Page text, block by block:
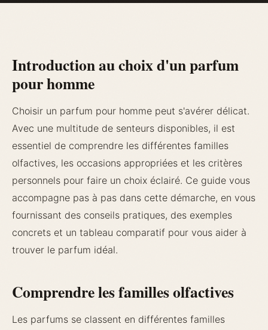
Introduction au choix d'un parfum
pour homme
Choisir un parfum pour homme peut s'avérer délicat.
Avec une multitude de senteurs disponibles, il est
essentiel de comprendre les différentes familles
olfactives, les occasions appropriées et les critères
personnels pour faire un choix éclairé. Ce guide vous
accompagne pas à pas dans cette démarche, en vous
fournissant des conseils pratiques, des exemples
concrets et un tableau comparatif pour vous aider à
trouver le parfum idéal.
Comprendre les familles olfactives
Les parfums se classent en différentes familles